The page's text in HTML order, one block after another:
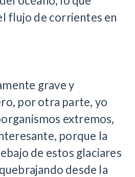
flujo de corrientes en
grave y
por otra parte, yo
extremos,
porque la
de estos glaciares
desde la